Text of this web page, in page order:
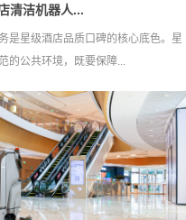
清洁机器人...
是星级酒店品质口碑的核心底色。星
的公共环境，既要保障...